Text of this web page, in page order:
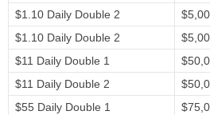
$1.10 Daily Double 2
$1.10 Daily Double 2
$11 Daily Double 1
$11 Daily Double 2
$55 Daily Double 1